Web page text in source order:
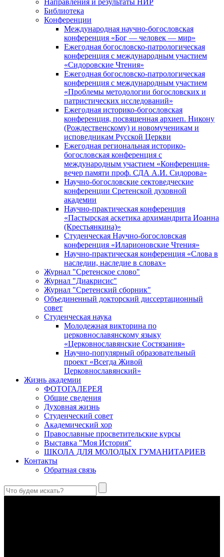
Библиотека
Конференции
Международная научно-богословская
конференция «Бог — человек — мир»
Ежегодная богословско-патрологическая
конференция с международным участием
«Сидоровские Чтения»
Ежегодная богословско-патрологическая
конференция с международным участием
«Проблемы методологии богословских и
патристических исследований»
Ежегодная историко-богословская
конференция, посвященная архиеп. Никону
(Рождественскому) и новомученикам и
исповедникам Русской Церкви
Ежегодная региональная историко-
богословская конференция с
международным участием «Конференция-
вечер памяти проф. СДА А.И. Сидорова»
Научно-богословские сектоведческие
конференции Сретенской духовной
академии
Научно-практическая конференция
«Пастырская аскетика архимандрита Иоанна
(Крестьянкина)»
Студенческая Научно-богословская
конференция «Иларионовские Чтения»
Научно-практическая конференция «Cлова в
наследии, наследие в словах»
Журнал "Сретенское слово"
Журнал "Диакрисис"
Журнал "Сретенский сборник"
Объединенный докторский диссертационный
совет
Студенческая наука
Молодежная викторина по
церковнославянскому языку
«Церковнославянские Состязания»
Научно-популярный образовательный
проект «Всегда Живой
Церковнославянский»
Жизнь академии
ФОТОГАЛЕРЕЯ
Общие сведения
Духовная жизнь
Студенческий совет
Академический хор
Православные просветительские курсы
Выставка "Моя История"
ШКОЛА ДЛЯ МОЛОДЫХ ГУМАНИТАРИЕВ
Контакты
Обратная связь